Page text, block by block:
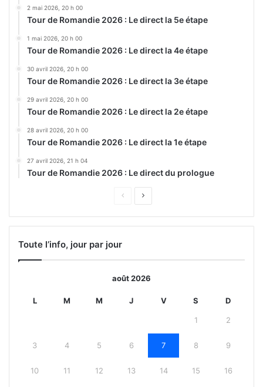
2 mai 2026, 20 h 00
Tour de Romandie 2026 : Le direct la 5e étape
1 mai 2026, 20 h 00
Tour de Romandie 2026 : Le direct la 4e étape
30 avril 2026, 20 h 00
Tour de Romandie 2026 : Le direct la 3e étape
29 avril 2026, 20 h 00
Tour de Romandie 2026 : Le direct la 2e étape
28 avril 2026, 20 h 00
Tour de Romandie 2026 : Le direct la 1e étape
27 avril 2026, 21 h 04
Tour de Romandie 2026 : Le direct du prologue
Page
Page
Toute l’info, jour par jour
août 2026
L M M J V S D
1 2
3 4 5 6 7 8 9
10 11 12 13 14 15 16